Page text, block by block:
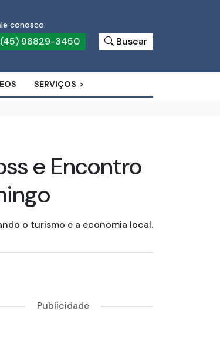
conosco
(45) 98829-3450 Buscar
SERVIÇOS
e Encontro
o turismo e a economia local.
Publicidade